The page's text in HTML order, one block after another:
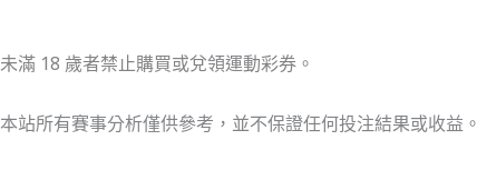
未滿 18 歲者禁止購買或兌領運動彩券。
本站所有賽事分析僅供參考，並不保證任何投注結果或收益。